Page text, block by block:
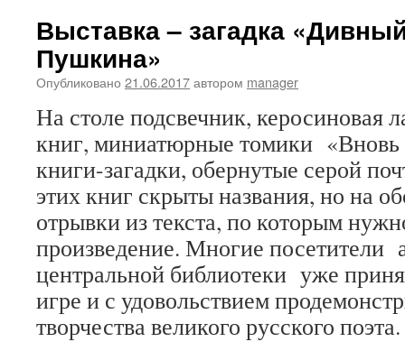
Выставка – загадка
Пушкина»
Опубликовано 21.06.2017автором manager
На столе подсвечник, керосиновая
книг, миниатюрные томики
книги-загадки, обернутые серой
этих книг скрыты названия, но на
отрывки из текста, по которым
произведение. Многие посетители
центральной библиотеки уже
игре и с удовольствием
творчества великого русского поэта.